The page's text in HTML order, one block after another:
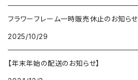
フラワーフレーム一時販売休止のお知らせ
2025/10/29
【年末年始の配送のお知らせ】